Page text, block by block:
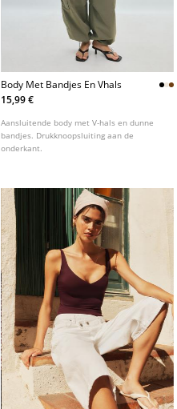
Body Met Bandjes En Vhals
15,99 €
Aansluitende body met V-hals en dunne
bandjes. Drukknoopsluiting aan de
onderkant.